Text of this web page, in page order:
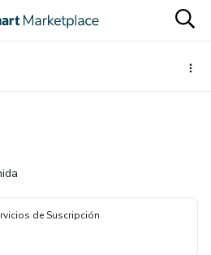
de Suscripción